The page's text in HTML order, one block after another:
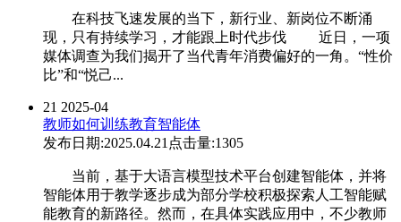
在科技飞速发展的当下，新行业、新岗位不断涌
现，只有持续学习，才能跟上时代步伐 近日，一项
媒体调查为我们揭开了当代青年消费偏好的一角。“性价
比”和“悦己...
21 2025-04
教师如何训练教育智能体
发布日期:2025.04.21 点击量:1305
当前，基于大语言模型技术平台创建智能体，并将
智能体用于教学逐步成为部分学校积极探索人工智能赋
能教育的新路径。然而，在具体实践应用中，不少教师